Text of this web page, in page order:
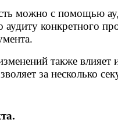
можно с помощью
аудиту конкретного
также влияет
за несколько